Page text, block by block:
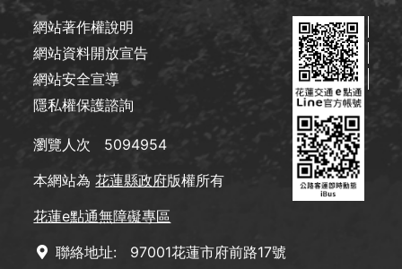
網站著作權說明
網站資料開放宣告
網站安全宣導
隱私權保護諮詢
瀏覽人次
5094954
本網站為花蓮縣政府版權所有
花蓮e點通無障礙專區
聯絡地址:
97001花蓮市府前路17號